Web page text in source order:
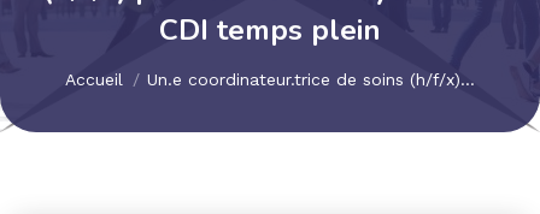
CDI temps plein
Accueil Un.e coordinateur.trice de soins (h/f/x)…